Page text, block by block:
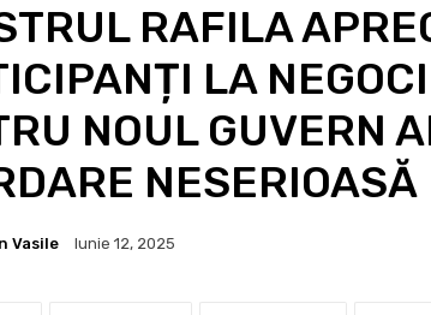
RAFILA
LA
NOUL GUVERN
NESERIOASĂ
Vasile Iunie 12, 2025